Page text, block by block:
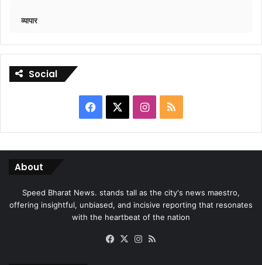
व्यापार
Social
Facebook Instagram
RSS
About
Speed Bharat News. stands tall as the city's news maestro,
offering insightful, unbiased, and incisive reporting that resonates
with the heartbeat of the nation
Facebook
X Instagram